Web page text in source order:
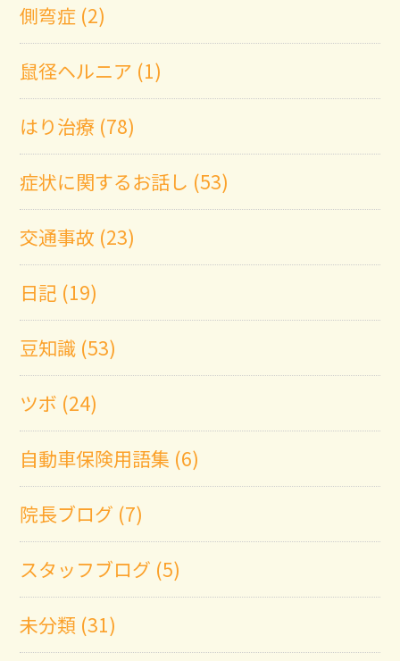
側弯症 (2)
鼠径ヘルニア (1)
はり治療 (78)
症状に関するお話し (53)
交通事故 (23)
日記 (19)
豆知識 (53)
ツボ (24)
自動車保険用語集 (6)
院長ブログ (7)
スタッフブログ (5)
未分類 (31)